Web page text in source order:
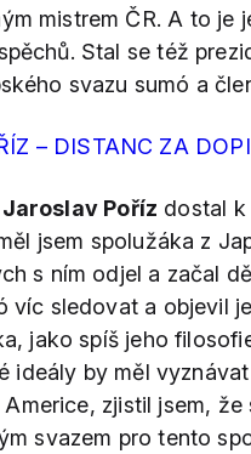
mistrem ČR. A to je
Stal se též
svazu sumó a
– DISTANC ZA
Jaroslav Poříz dostal k
jsem spolužáka z
s ním odjel a začal
víc sledovat a objevil
jako spíš jeho
ideály by měl
zjistil jsem,
svazem pro tento